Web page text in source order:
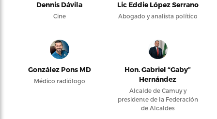
Dennis Dávila
Cine
Lic Eddie López Serrano
Abogado y analista político
González Pons MD
Médico radiólogo
Hon. Gabriel “Gaby”
Hernández
Alcalde de Camuy y
presidente de la Federación
de Alcaldes